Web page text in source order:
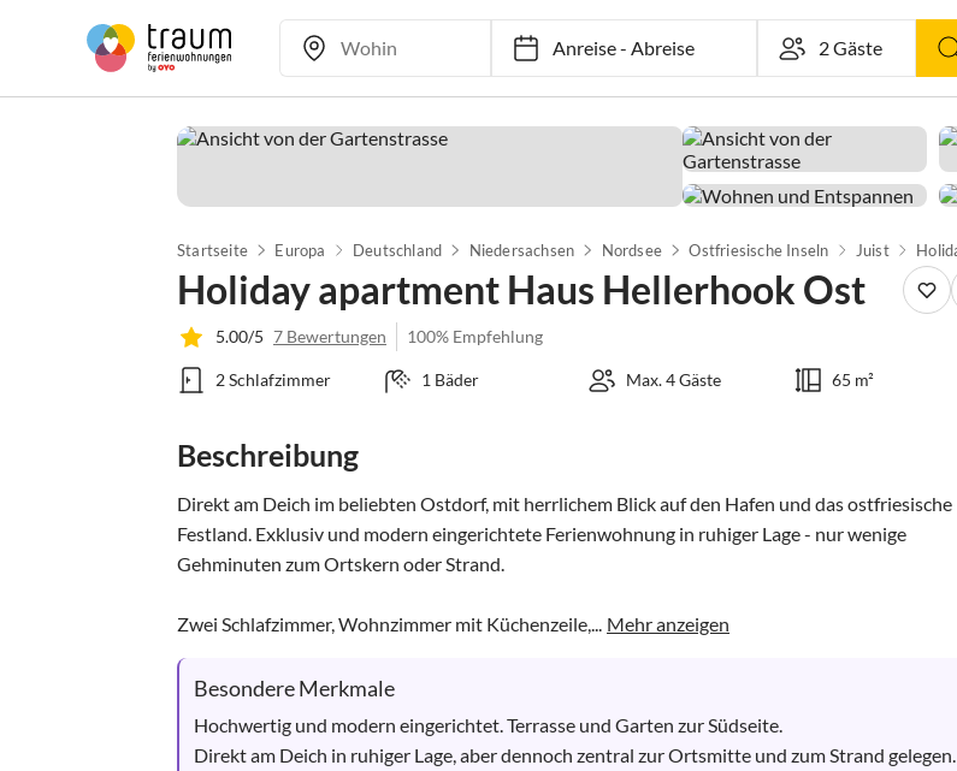
Anreise-Abreise
Startseite Europa Deutschland Niedersachsen Nordsee Ostfriesische Inseln Juist
Holiday apartment Haus Hellerhook Ost
5.00/5 7 Bewertungen 100% Empfehlung
2 Schlafzimmer 1 Bäder Max. 4 Gäste 65 m²
Beschreibung
Direkt am Deich im beliebten Ostdorf, mit herrlichem Blick auf den Hafen und das ostfriesische
Festland. Exklusiv und modern eingerichtete Ferienwohnung in ruhiger Lage - nur wenige
Gehminuten zum Ortskern oder Strand.
Zwei Schlafzimmer, Wohnzimmer mit Küchenzeile,... Mehr anzeigen
Besondere Merkmale
Hochwertig und modern eingerichtet. Terrasse und Garten zur Südseite.
Direkt am Deich in ruhiger Lage, aber dennoch zentral zur Ortsmitte und zum Strand gelegen.